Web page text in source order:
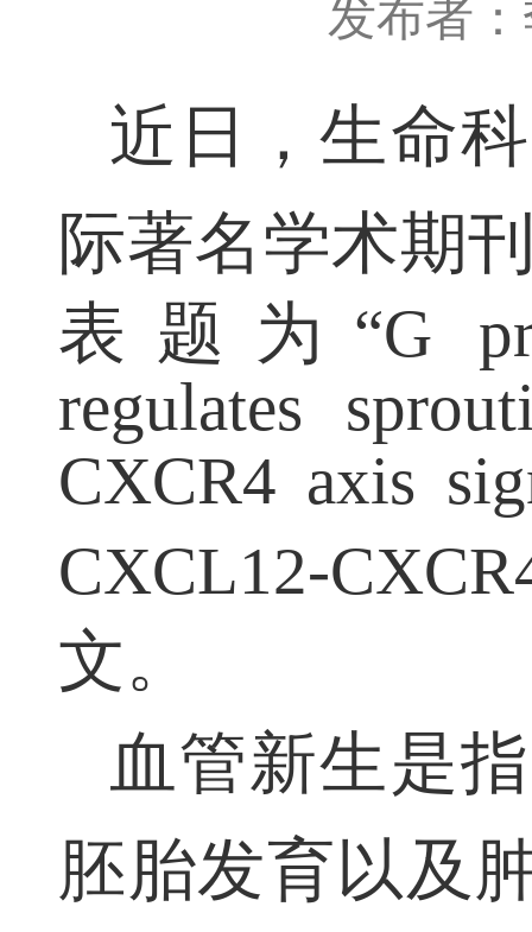
发布者
近日，生命
际著名学术期
表题为“G
regulates
CXCR4 axis
CXCL12-
文。
血管新生是
胚胎发育以及